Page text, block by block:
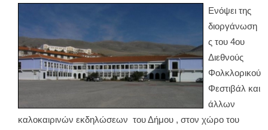
Ενόψει της
διοργάνωση
ς του 4ου
Διεθνούς
Φολκλορικού
Φεστιβάλ και
άλλων
καλοκαιρινών εκδηλώσεων του Δήμου , στον χώρο του